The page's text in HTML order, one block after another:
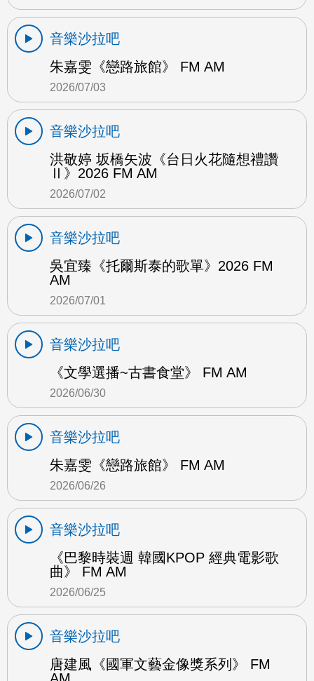
音樂沙拉吧
朱嘉雯《戀路旅館》 FM AM
2026/07/03
音樂沙拉吧
洪敬婷 坂橋矢波《台日火花隨想禮讚
Ⅱ》2026 FM AM
2026/07/02
音樂沙拉吧
吳宜臻《托爾斯泰的歌單》2026 FM
AM
2026/07/01
音樂沙拉吧
《文學選播~古書食堂》 FM AM
2026/06/30
音樂沙拉吧
朱嘉雯《戀路旅館》 FM AM
2026/06/26
音樂沙拉吧
《巴黎時裝週 韓國KPOP 經典電影歌
曲》 FM AM
2026/06/25
音樂沙拉吧
唐建風《國軍文藝金像獎系列》 FM